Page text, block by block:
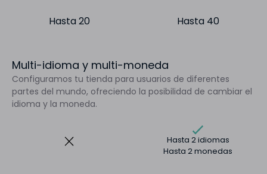
Hasta 20 Hasta 40
Multi-idioma y multi-moneda
Configuramos tu tienda para usuarios de diferentes
partes del mundo, ofreciendo la posibilidad de cambiar el
idioma y la moneda.
Hasta 2 idiomas
Hasta 2 monedas